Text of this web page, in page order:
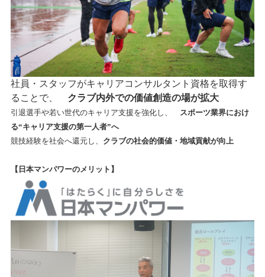
社員・スタッフがキャリアコンサルタント資格を取得す
ることで、 クラブ内外での価値創造の場が拡大
引退選手や若い世代のキャリア支援を強化し、 スポーツ業界におけ
る“キャリア支援の第一人者”へ
競技経験を社会へ還元し、 クラブの社会的価値・地域貢献が向上
【日本マンパワーのメリット】